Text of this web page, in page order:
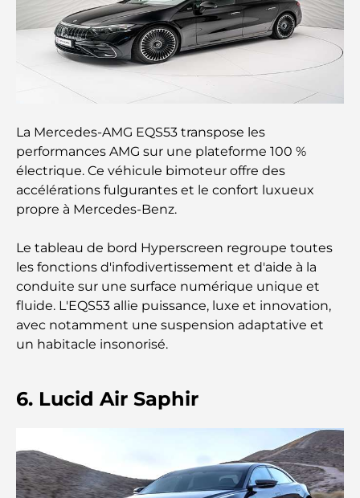
guide pour les amateurs de viande
A Brief Guide to Buying Property in Dubai (2025-
meilleures options de remise en forme à Damac
Hills et aux alentours
Les meilleurs centres commerciaux de Dubaï pour
le shopping et les loisirs
Que faire au DIFC : explorez le quartier le plus
dynamique de Dubaï
Cartes de crédit aux Émirats arabes unis : un guide
complet pour dépenser intelligemment
Salles de sport au DIFC : quand le fitness
rencontre le style de vie professionnel
La Mercedes-AMG EQS53 transpose les
performances AMG sur une plateforme 100 %
électrique. Ce véhicule bimoteur offre des
accélérations fulgurantes et le confort luxueux
propre à Mercedes-Benz.
Le tableau de bord Hyperscreen regroupe toutes
les fonctions d'infodivertissement et d'aide à la
conduite sur une surface numérique unique et
fluide. L'EQS53 allie puissance, luxe et innovation,
avec notamment une suspension adaptative et
un habitacle insonorisé.
6. Lucid Air Saphir